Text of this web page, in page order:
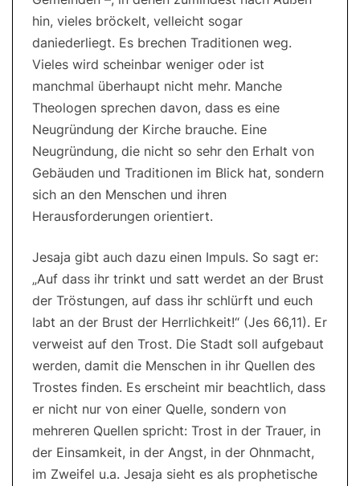
hin, vieles bröckelt, velleicht sogar
daniederliegt. Es brechen Traditionen weg.
Vieles wird scheinbar weniger oder ist
manchmal überhaupt nicht mehr. Manche
Theologen sprechen davon, dass es eine
Neugründung der Kirche brauche. Eine
Neugründung, die nicht so sehr den Erhalt von
Gebäuden und Traditionen im Blick hat, sondern
sich an den Menschen und ihren
Herausforderungen orientiert.
Jesaja gibt auch dazu einen Impuls. So sagt er:
„Auf dass ihr trinkt und satt werdet an der Brust
der Tröstungen, auf dass ihr schlürft und euch
labt an der Brust der Herrlichkeit!“ (Jes 66,11). Er
verweist auf den Trost. Die Stadt soll aufgebaut
werden, damit die Menschen in ihr Quellen des
Trostes finden. Es erscheint mir beachtlich, dass
er nicht nur von einer Quelle, sondern von
mehreren Quellen spricht: Trost in der Trauer, in
der Einsamkeit, in der Angst, in der Ohnmacht,
im Zweifel u.a. Jesaja sieht es als prophetische